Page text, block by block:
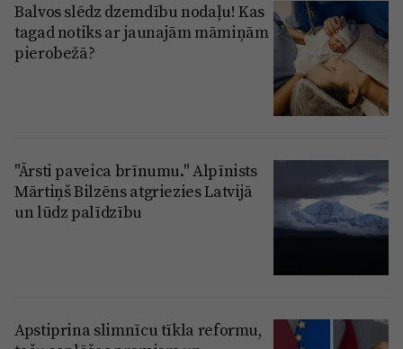
Balvos slēdz dzemdību nodaļu! Kas
tagad notiks ar jaunajām māmiņām
pierobežā?
"Ārsti paveica brīnumu." Alpīnists
Mārtiņš Bilzēns atgriezies Latvijā
un lūdz palīdzību
Apstiprina slimnīcu tīkla reformu,